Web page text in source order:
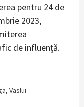
pentru 24 de
2023,
de influenţă.
, Vaslui